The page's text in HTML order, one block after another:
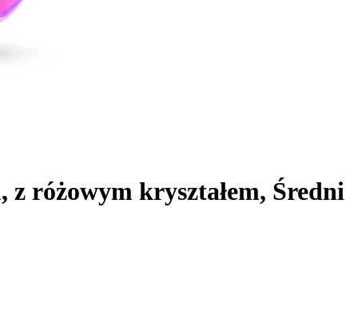
różowym kryształem, Średni